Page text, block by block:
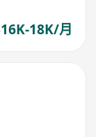
18K/月